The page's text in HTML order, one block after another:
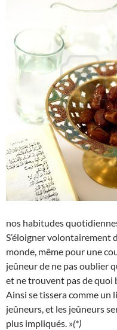
nos habitudes
S’éloigner
monde, même pour une
jeûneur de ne pas oublier
et ne trouvent pas de quoi
Ainsi se tissera comme un
jeûneurs, et les jeûneurs
plus impliqués. »(*)